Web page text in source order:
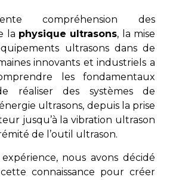
compréhension des
la physique ultrasons, la mise
ultrasons dans de
innovants et industriels a
les fondamentaux
réaliser des systèmes de
ultrasons, depuis la prise
jusqu’à la vibration ultrason
de l’outil ultrason.
nous avons décidé
connaissance pour créer